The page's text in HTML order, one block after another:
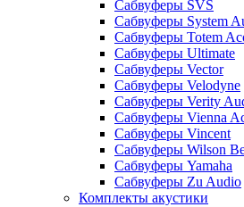
Сабвуферы SVS
Сабвуферы System
Сабвуферы Totem
Сабвуферы Ultimate
Сабвуферы Vector
Сабвуферы Velodyne
Сабвуферы Verity
Сабвуферы Vienna
Сабвуферы Vincent
Сабвуферы Wilson
Сабвуферы Yamaha
Сабвуферы Zu Audio
Комплекты акустики